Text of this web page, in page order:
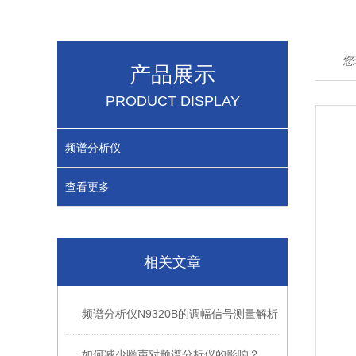
产品展示
PRODUCT DISPLAY
频谱分析仪
查看更多
相关文章
频谱分析仪N9320B的调幅信号测量解析
您